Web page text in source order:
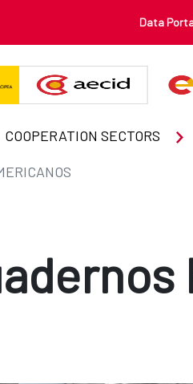
Data
COOPERATION SECTORS